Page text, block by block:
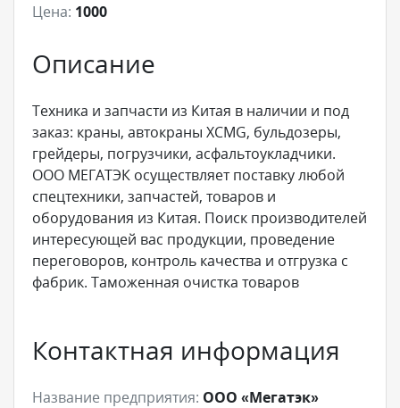
Цена: 1000
Описание
Техника и запчасти из Китая в наличии и под
заказ: краны, автокраны XCMG, бульдозеры,
грейдеры, погрузчики, асфальтоукладчики.
ООО МЕГАТЭК осуществляет поставку любой
спецтехники, запчастей, товаров и
оборудования из Китая. Поиск производителей
интересующей вас продукции, проведение
переговоров, контроль качества и отгрузка с
фабрик. Таможенная очистка товаров
Контактная информация
Название предприятия: ООО «Мегатэк»